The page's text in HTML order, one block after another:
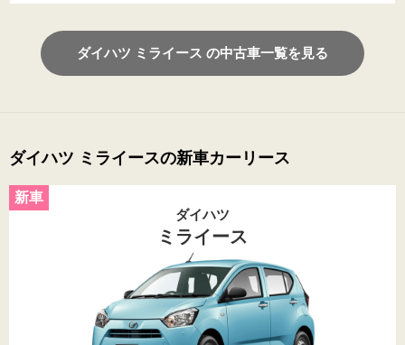
ダイハツ ミライース の中古車一覧を見る
ダイハツ ミライースの新車カーリース
ダイハツ
ミライース